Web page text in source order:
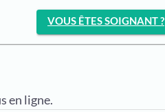
VOUS ÊTES SOIGNANT ?
en ligne.